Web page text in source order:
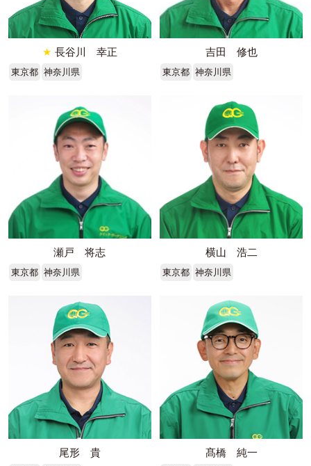
★ 長谷川 幸正
東京都 神奈川県
吉田 修也
東京都 神奈川県
瀬戸 将志
東京都 神奈川県
横山 浩二
東京都 神奈川県
尾形 貴 髙橋 純一